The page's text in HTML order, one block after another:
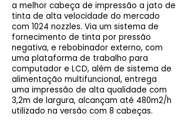
a melhor cabeça de impressão a jato de
tinta de alta velocidade do mercado
com 1024 nozzles. Via um sistema de
fornecimento de tinta por pressão
negativa, e rebobinador externo, com
uma plataforma de trabalho para
computador e LCD, além de sistema de
alimentação multifuncional, entrega
uma impressão de alta qualidade com
3,2m de largura, alcançam até 480m2/h
utilizado na versão com 8 cabeças.